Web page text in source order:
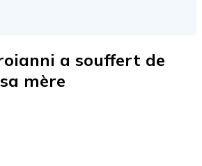
a souffert de
mère